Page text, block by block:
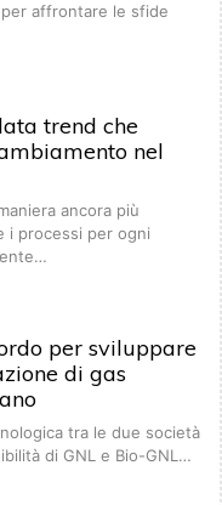
affrontare le sfide
trend che
nel
ancora più
i processi per ogni
per sviluppare
di gas
tra le due società
di GNL e Bio-GNL…